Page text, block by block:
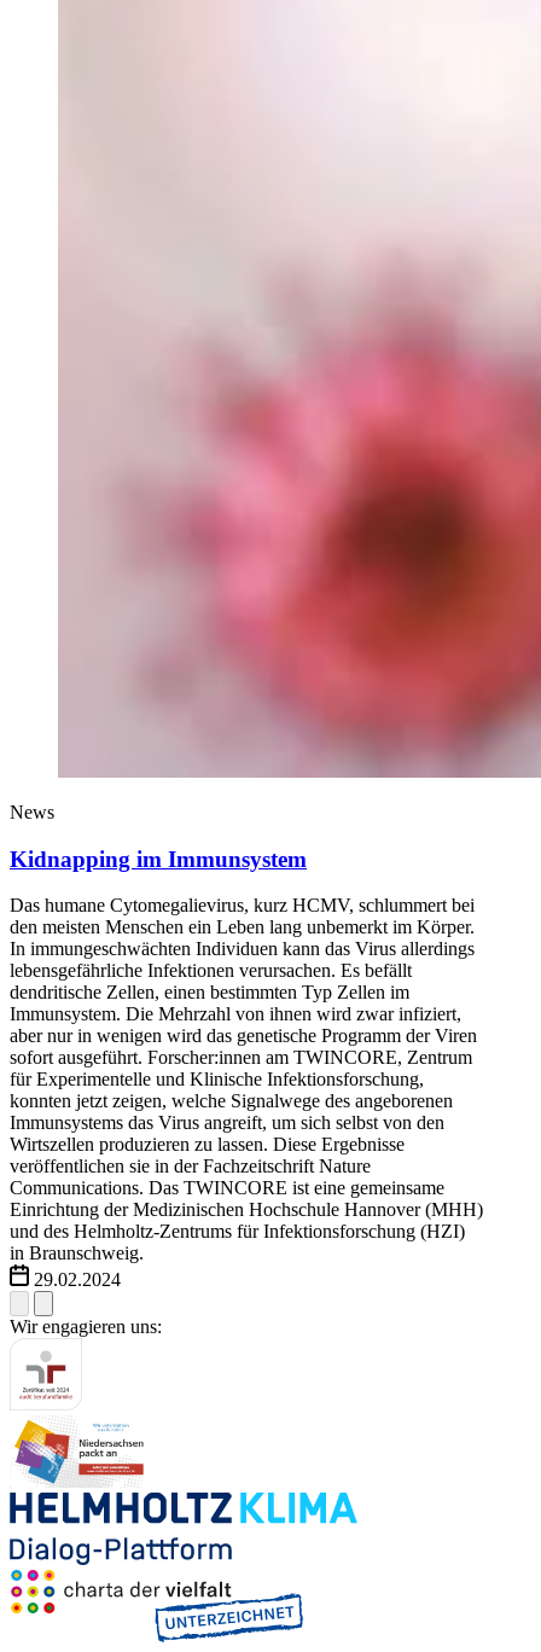
News
Kidnapping im Immunsystem
Das humane Cytomegalievirus, kurz HCMV, schlummert bei
den meisten Menschen ein Leben lang unbemerkt im Körper.
In immungeschwächten Individuen kann das Virus allerdings
lebensgefährliche Infektionen verursachen. Es befällt
dendritische Zellen, einen bestimmten Typ Zellen im
Immunsystem. Die Mehrzahl von ihnen wird zwar infiziert,
aber nur in wenigen wird das genetische Programm der Viren
sofort ausgeführt. Forscher:innen am TWINCORE, Zentrum
für Experimentelle und Klinische Infektionsforschung,
konnten jetzt zeigen, welche Signalwege des angeborenen
Immunsystems das Virus angreift, um sich selbst von den
Wirtszellen produzieren zu lassen. Diese Ergebnisse
veröffentlichen sie in der Fachzeitschrift Nature
Communications. Das TWINCORE ist eine gemeinsame
Einrichtung der Medizinischen Hochschule Hannover (MHH)
und des Helmholtz-Zentrums für Infektionsforschung (HZI)
in Braunschweig.
29.02.2024
Wir engagieren uns: